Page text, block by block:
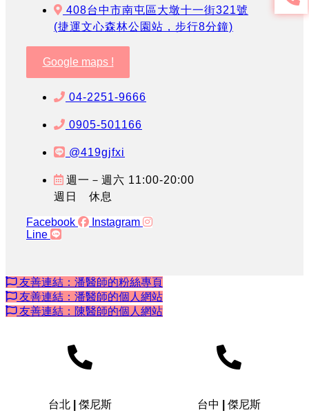
408台中市南屯區大墩十一街321號
(捷運文心森林公園站，步行8分鐘)
Google maps !
04-2251-9666
0905-501166
@419gjfxi
週一－週六 11:00-20:00
週日 休息
Facebook
Instagram
Line
友善連結：潘醫師的粉絲專頁
友善連結：潘醫師的個人網站
友善連結：陳醫師的個人網站
台北 | 傑尼斯 台中 | 傑尼斯